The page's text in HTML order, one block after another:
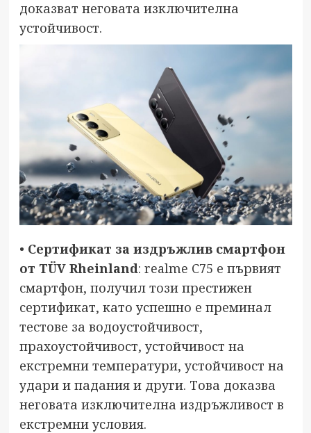
доказват неговата изключителна
устойчивост.
• Сертификат за издръжлив смартфон
от TÜV Rheinland: realme C75 е първият
смартфон, получил този престижен
сертификат, като успешно е преминал
тестове за водоустойчивост,
прахоустойчивост, устойчивост на
екстремни температури, устойчивост на
удари и падания и други. Това доказва
неговата изключителна издръжливост в
екстремни условия.